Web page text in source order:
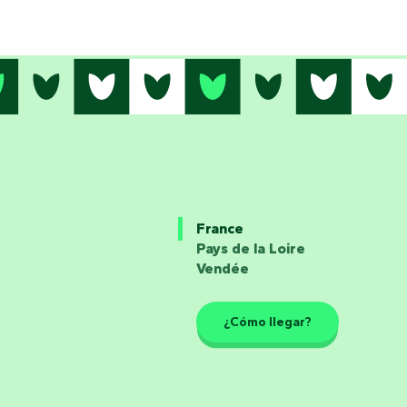
France
Pays de la Loire
Vendée
¿Cómo llegar?